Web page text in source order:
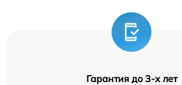
Гарантия до 3-х лет